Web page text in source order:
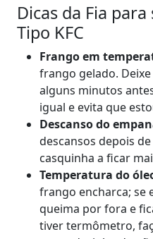
Dicas da Fia
Tipo KFC
Frango em
frango gelado.
alguns minutos
igual e evita que
Descanso do
descansos depois
casquinha a ficar
Temperatura do
frango encharca; se
queima por fora e
tiver termômetro,